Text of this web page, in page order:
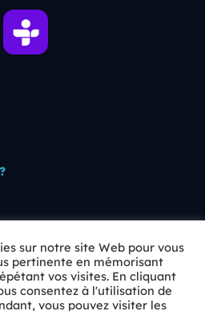
Tous droits réservés.
sur notre site Web pour vous
pertinente en mémorisant
vos visites. En cliquant
consentez à l'utilisation de
vous pouvez visiter les